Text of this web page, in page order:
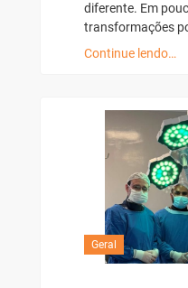
diferente. Em
transformações
Continue lendo…
Geral